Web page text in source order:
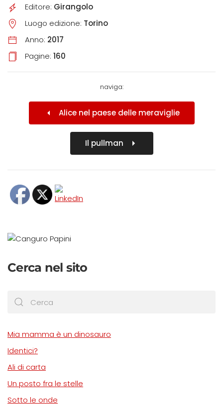
Editore: Girangolo
Luogo edizione: Torino
Anno: 2017
Pagine: 160
naviga:
Alice nel paese delle meraviglie
Il pullman
Cerca nel sito
Mia mamma è un dinosauro
Identici?
Ali di carta
Un posto fra le stelle
Sotto le onde